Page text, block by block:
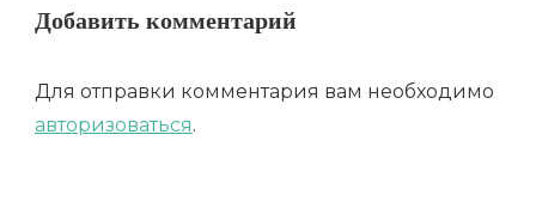
Добавить комментарий
Для отправки комментария вам необходимо
авторизоваться.